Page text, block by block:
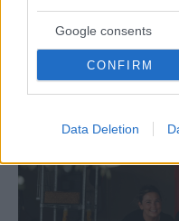
Google consents
CONFIRM
Data Deletion
ΔΙΑΒΑΣΤΕ ΑΚΟΜΑ